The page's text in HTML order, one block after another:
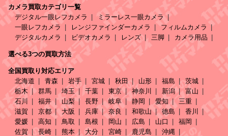
カメラ買取カテゴリ一覧
デジタル一眼レフカメラ
ミラーレス一眼カメラ
一眼レフカメラ
レンジファインダーカメラ
フィルムカメラ
デジタルカメラ
ビデオカメラ レンズ 三脚 カメラ用品
選べる3つの買取方法
全国買取り対応エリア
北海道
青森 岩手 宮城 秋田 山形 福島
茨城
栃木
群馬 埼玉 千葉 東京 神奈川 新潟
富山
石川
福井 山梨 長野 岐阜 静岡 愛知
三重
滋賀
京都 大阪 兵庫 奈良 和歌山 徳島
香川
愛媛
高知 鳥取 島根 岡山 広島 山口
福岡
佐賀
長崎 熊本 大分 宮崎 鹿児島 沖縄